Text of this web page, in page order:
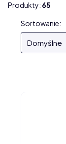
Produkty: 65
Lista
Sortowanie:
Domyślne